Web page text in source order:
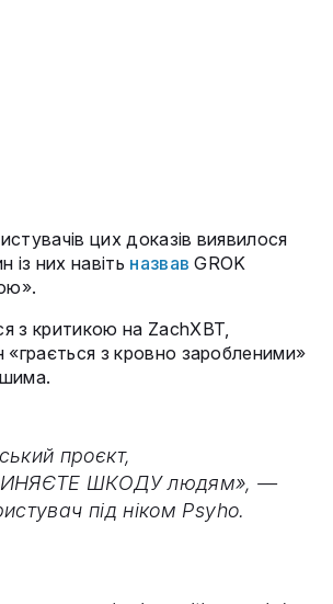
цих доказів виявилося
із них навіть назвав GROK
з критикою на ZachXBT,
«грається з кровно заробленими»
проєкт,
ШКОДУ людям», —
під ніком Psyho.